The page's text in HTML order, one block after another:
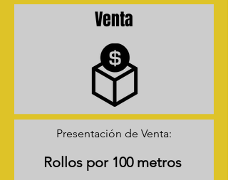
Venta
Presentación de Venta:
Rollos por 100 metros